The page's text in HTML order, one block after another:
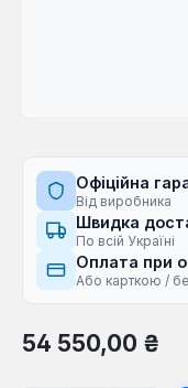
Офіційна
Від виробника
Швидка
По всій Україні
Оплата при
Або карткою /
Звичайна ціна:
54 550,00 ₴